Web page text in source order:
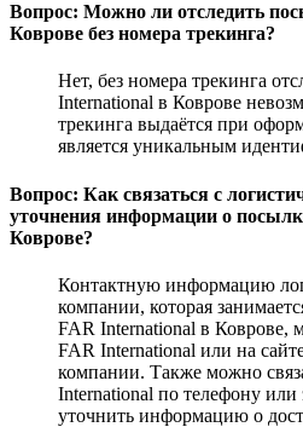
Вопрос: Можно ли отследить
Коврове без номера трекинга?
Нет, без номера трекинга
International в Коврове
трекинга выдаётся при
является уникальным
Вопрос: Как связаться с
уточнения информации о
Коврове?
Контактную информацию
компании, которая
FAR International в Коврове,
FAR International или на
компании. Также можно
International по телефону или
уточнить информацию о